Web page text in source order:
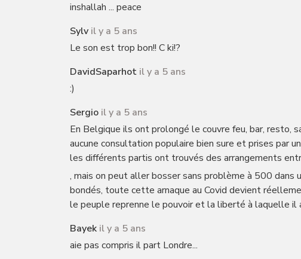
inshallah ... peace
Sylv il y a 5 ans
Le son est trop bon!! C ki!?
DavidSaparhot il y a 5 ans
:)
Sergio il y a 5 ans
En Belgique ils ont prolongé le couvre feu, bar, resto,
aucune consultation populaire bien sure et prises par
les différents partis ont trouvés des arrangements
, mais on peut aller bosser sans problème à 500 dans
bondés, toute cette arnaque au Covid devient
le peuple reprenne le pouvoir et la liberté à laquelle il
Bayek il y a 5 ans
aie pas compris il part Londre...